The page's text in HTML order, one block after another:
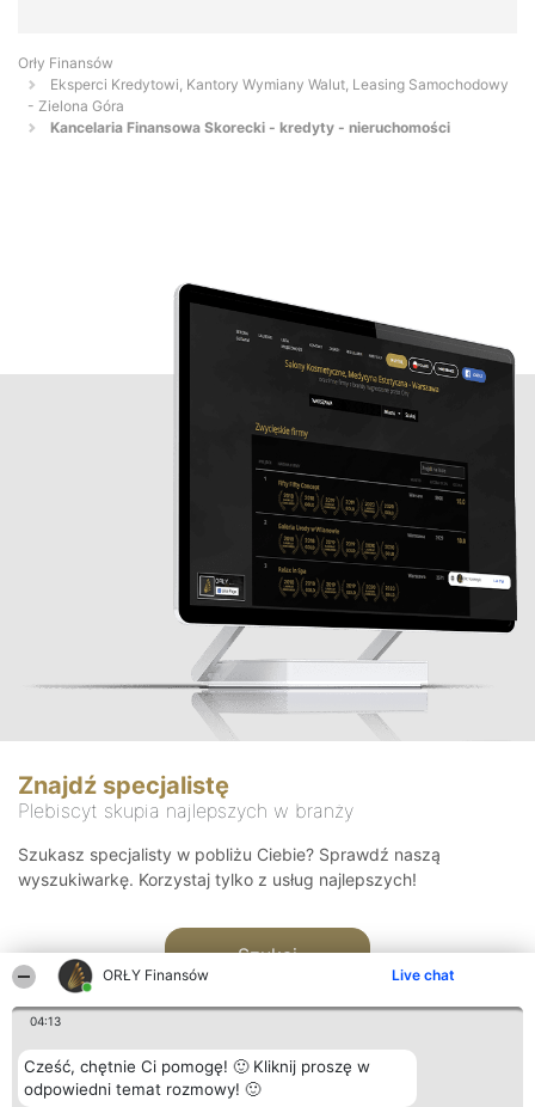
ORŁY Finansów Live chat
04:13
Cześć, chętnie Ci pomogę! 🙂 Kliknij proszę w
odpowiedni temat rozmowy! 🙂
Orły Finansów
Eksperci Kredytowi, Kantory Wymiany Walut, Leasing Samochodowy
- Zielona Góra
Kancelaria Finansowa Skorecki - kredyty - nieruchomości
Znajdź specjalistę
Plebiscyt skupia najlepszych w branży
Szukasz specjalisty w pobliżu Ciebie? Sprawdź naszą
wyszukiwarkę. Korzystaj tylko z usług najlepszych!
Szukaj